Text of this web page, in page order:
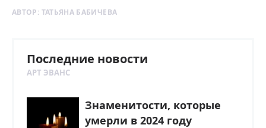
АВТОР: ТАТЬЯНА БАБИЧЕВА
Последние новости
АРТ ЭВАНС
Знаменитости, которые
умерли в 2024 году